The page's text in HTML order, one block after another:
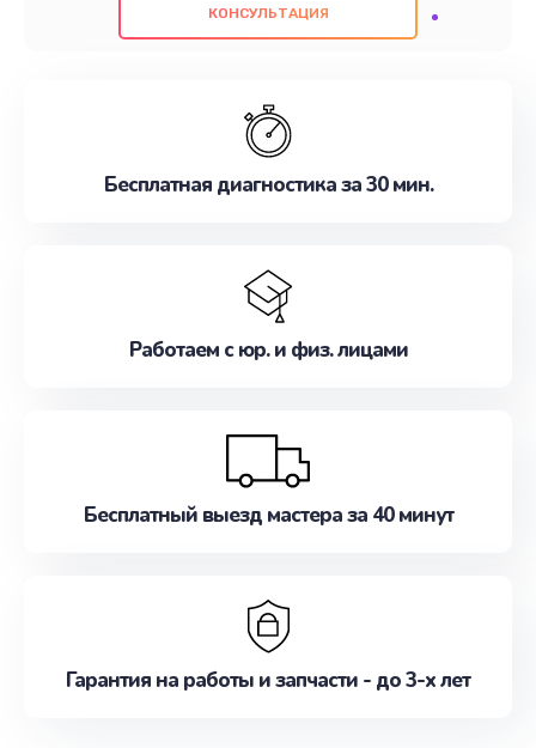
проведенных работ. Наша цель - предоставить
наилучшим образом. Не медлите записаться на
КОНСУЛЬТАЦИЯ
Бесплатная диагностика за 30 мин.
Работаем с юр. и физ. лицами
Бесплатный выезд мастера за 40 минут
Гарантия на работы и запчасти - до 3-х лет